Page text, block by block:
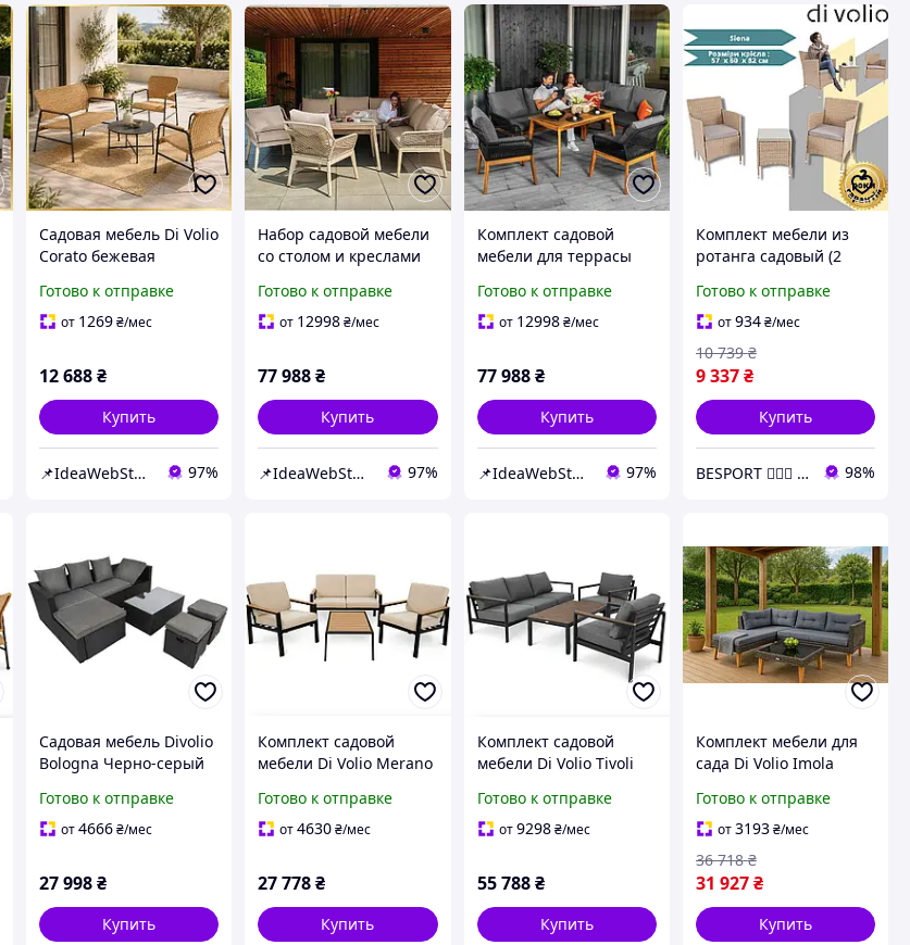
Садовая мебель Di Volio
Corato бежевая
для отдыха на улице
Готово к отправке
от 1269₴/мес
12 688₴
Купить
📌IdeaWebStor интернет-магазин товаров для спорта 97%
Набор садовой мебели
со столом и креслами
комфортная зона
отдыха Di Volio Albenga
Готово к отправке
от 12998₴/мес
77 988₴
Купить
📌IdeaWebStor интернет-магазин товаров для спорта 97%
Комплект садовой
мебели для террасы
стола и стульев для
отдыха Di Volio Albenga
Готово к отправке
от 12998 ₴/мес
77 988 ₴
Купить
📌IdeaWebStor интернет-магазин товаров для спорта 97%
Комплект мебели из
ротанга садовый (2
подушки) di Volio Siena
бежевая/светло-серая
Готово к отправке
от934₴/мес
9 337₴
10 739 ₴
Купить
BESPORT 🏋🏻‍♂️ - Український бренд спорттоварів 🇺🇦 98%
Садовая мебель Divolio
Bologna Черно-серый
техноротанг
Готово к отправке
от4666₴/мес
27 998₴
Купить
Комплект садовой
мебели Di Volio Merano
журнальный столик и
кресло на 4 персоны
Готово к отправке
от4630₴/мес
27 778₴
Купить
Комплект садовой
мебели Di Volio Tivoli
месный диван и два
кресла
Готово к отправке
от9298 ₴/мес
55 788 ₴
Купить
Комплект мебели для
сада Di Volio Imola
Готово к отправке
от3193₴/мес
31 927₴
36 718 ₴
Купить